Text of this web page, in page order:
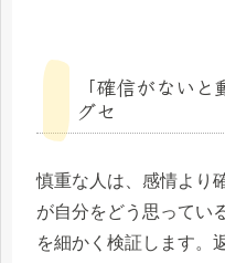
「確信がない
グセ
慎重な人は、感情より
が自分をどう思ってい
を細かく検証します。